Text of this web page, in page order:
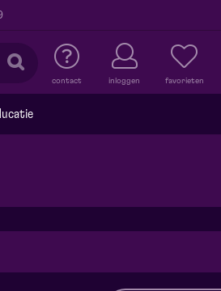
contact inloggen favorieten